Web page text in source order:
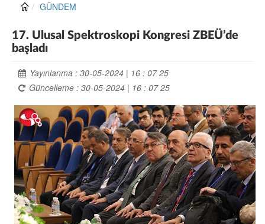
GÜNDEM
17. Ulusal Spektroskopi Kongresi ZBEÜ’de
başladı
Yayınlanma : 30-05-2024 | 16 : 07 25
Güncelleme : 30-05-2024 | 16 : 07 25